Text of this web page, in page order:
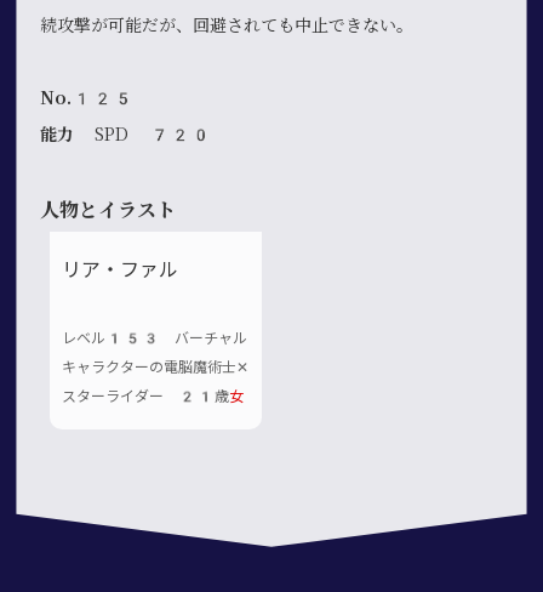
続攻撃が可能だが、回避されても中止できない。
No.125
能力SPD 720
人物とイラスト
リア・ファル
レベル153 バーチャル
キャラクターの電脳魔術士✕
スターライダー 21歳女